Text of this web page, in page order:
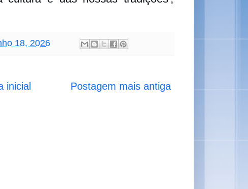
18, 2026
Postagem mais antiga
inicial